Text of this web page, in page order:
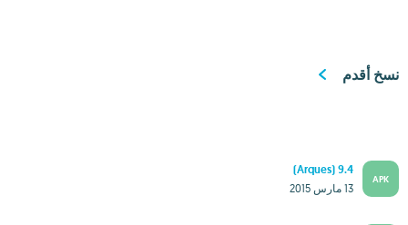
نسخ أقدم
APK
9.4 (Arques)
13 مارس 2015